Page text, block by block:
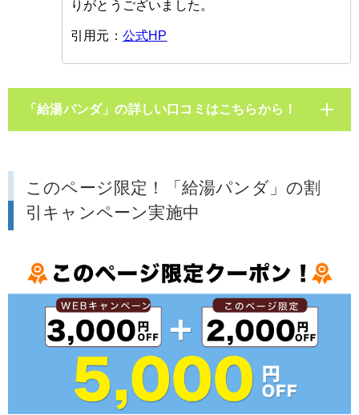
りがとうございました。
引用元： 公式HP
「給湯パンダ」の詳しい口コミはこちらから！
このページ限定！「給湯パンダ」の割
引キャンペーン実施中